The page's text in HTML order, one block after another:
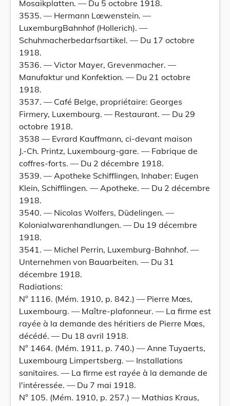
Mosaikplatten. — Du 5 octobre 1918.
3535. — Hermann Lœwenstein. —
LuxemburgBahnhof (Hollerich). —
Schuhmacherbedarfsartikel. — Du 17 octobre
1918.
3536. — Victor Mayer, Grevenmacher. —
Manufaktur und Konfektion. — Du 21 octobre
1918.
3537. — Café Belge, propriétaire: Georges
Firmery, Luxembourg. — Restaurant. — Du 29
octobre 1918.
3538 — Evrard Kauffmann, ci-devant maison
J.-Ch. Printz, Luxembourg-gare. — Fabrique de
coffres-forts. — Du 2 décembre 1918.
3539. — Apotheke Schifflingen, Inhaber: Eugen
Klein, Schifflingen. — Apotheke. — Du 2 décembre
1918.
3540. — Nicolas Wolfers, Düdelingen. —
Kolonialwarenhandlungen. — Du 19 décembre
1918.
3541. — Michel Perrin, Luxemburg-Bahnhof. —
Unternehmen von Bauarbeiten. — Du 31
décembre 1918.
Radiations:
N° 1116. (Mém. 1910, p. 842.) — Pierre Mœs,
Luxembourg. — Maître-plafonneur. — La firme est
rayée à la demande des héritiers de Pierre Mœs,
décédé. — Du 18 avril 1918.
N° 1464. (Mém. 1911, p. 740.) — Anne Tuyaerts,
Luxembourg Limpertsberg. — Installations
sanitaires. — La firme est rayée à la demande de
l'intéressée. — Du 7 mai 1918.
N° 105. (Mém. 1910, p. 257.) — Mathias Kraus,